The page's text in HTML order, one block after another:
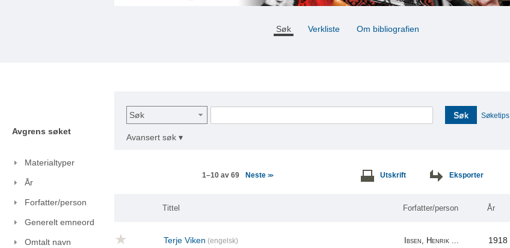
Søk Verkliste Om bibliografien
Avgrens søket
Materialtyper
År
Forfatter/person
Generelt emneord
Omtalt navn
Søk Søk Søketips
Avansert søk ▾
1–10 av 69 Neste>> Utskrift Eksporter
Tittel Forfatter/person År
Terje Viken (engelsk) Ibsen, Henrik ... 1918